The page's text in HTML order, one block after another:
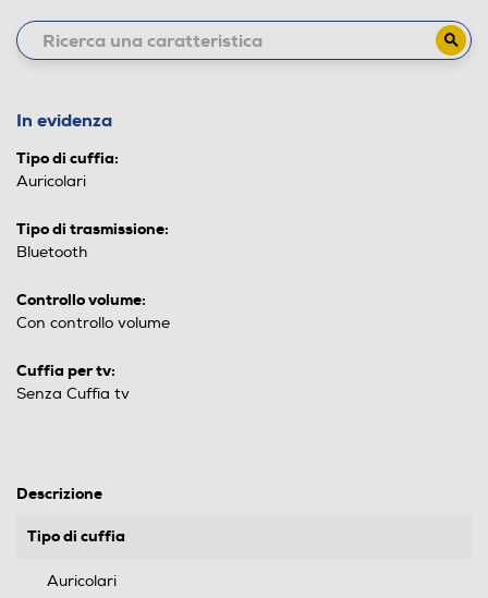
In evidenza
Tipo di cuffia:
Auricolari
Tipo di trasmissione:
Bluetooth
Controllo volume:
Con controllo volume
Cuffia per tv:
Senza Cuffia tv
Descrizione
Tipo di cuffia
Auricolari